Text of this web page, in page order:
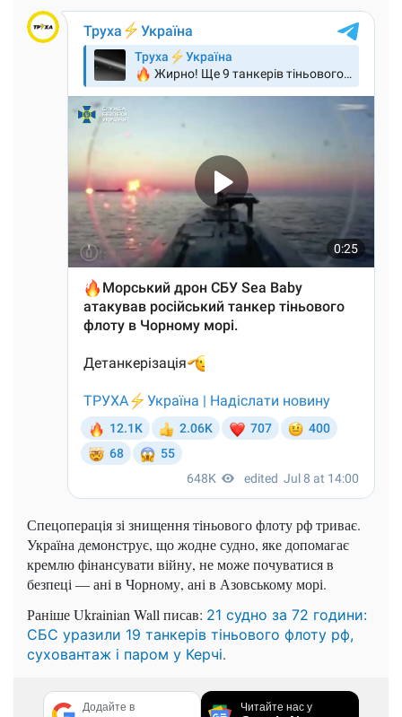
Спецоперація зі знищення тіньового флоту рф триває.
Україна демонструє, що жодне судно, яке допомагає
кремлю фінансувати війну, не може почуватися в
безпеці — ані в Чорному, ані в Азовському морі.
Раніше Ukrainian Wall писав: 21 судно за 72 години:
СБС уразили 19 танкерів тіньового флоту рф,
суховантаж і паром у Керчі.
Додайте в Читайте нас у